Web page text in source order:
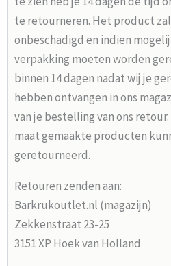
te retourneren. Het product
onbeschadigd en indien
verpakking moeten worden
binnen 14 dagen nadat wij je
hebben ontvangen in ons
van je bestelling van ons
maat gemaakte producten
geretourneerd.
Retouren zenden aan:
Barkrukoutlet.nl (magazijn)
Zekkenstraat 23-25
3151 XP Hoek van Holland